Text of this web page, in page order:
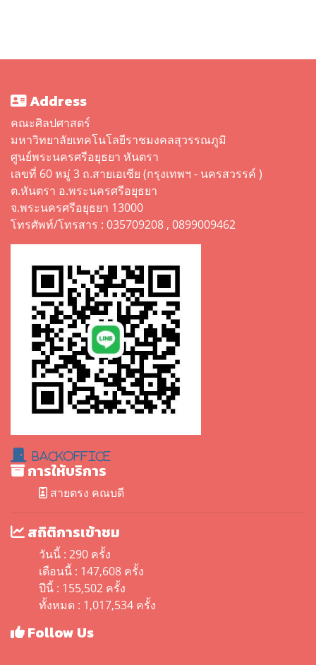
Address
คณะศิลปศาสตร์
มหาวิทยาลัยเทคโนโลยีราชมงคลสุวรรณภูมิ
ศูนย์พระนครศรีอยุธยา หันตรา
เลขที่ 60 หมู่ 3 ถ.สายเอเซีย (กรุงเทพฯ - นครสวรรค์ )
ต.หันตรา อ.พระนครศรีอยุธยา
จ.พระนครศรีอยุธยา 13000
โทรศัพท์/โทรสาร : 035709208 , 0899009462
BackOffice
การให้บริการ
สายตรง คณบดี
สถิติการเข้าชม
วันนี้ : 290 ครั้ง
เดือนนี้ : 147,608 ครั้ง
ปีนี้ : 155,502 ครั้ง
ทั้งหมด : 1,017,534 ครั้ง
Follow Us